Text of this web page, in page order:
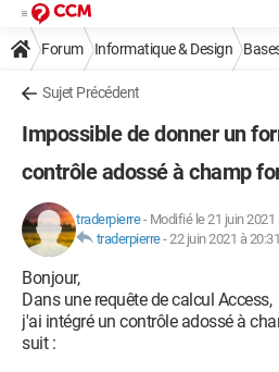
Forum Informatique & Design
Sujet Précédent
Impossible de donner un
contrôle adossé à champ
traderpierre- Modifié le 21 juin 2021
traderpierre-22 juin 2021 à 20:31
Bonjour,
Dans une requête de calcul Access,
j'ai intégré un contrôle adossé à
suit :